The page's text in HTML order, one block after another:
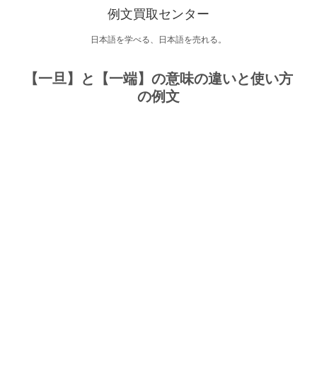
例文買取センター
日本語を学べる、日本語を売れる。
【一旦】と【一端】の意味の違いと使い方
の例文